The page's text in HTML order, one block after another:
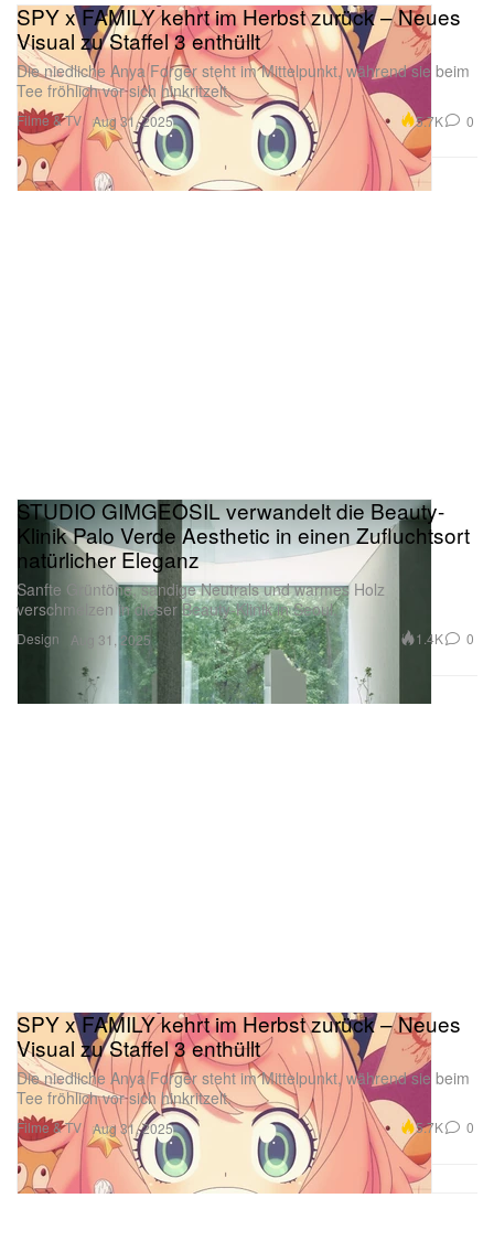
Filme & TV
SPY x FAMILY kehrt im Herbst zurück – Neues
Visual zu Staffel 3 enthüllt
Die niedliche Anya Forger steht im Mittelpunkt, während sie beim
Tee fröhlich vor sich hinkritzelt.
Aug 31, 2025 5.7K 0
Design
STUDIO GIMGEOSIL verwandelt die Beauty-
Klinik Palo Verde Aesthetic in einen Zufluchtsort
natürlicher Eleganz
Sanfte Grüntöne, sandige Neutrals und warmes Holz
verschmelzen in dieser Beauty-Klinik in Seoul.
Aug 31, 2025 1.4K 0
Filme & TV
SPY x FAMILY kehrt im Herbst zurück – Neues
Visual zu Staffel 3 enthüllt
Die niedliche Anya Forger steht im Mittelpunkt, während sie beim
Tee fröhlich vor sich hinkritzelt.
Aug 31, 2025 5.7K 0